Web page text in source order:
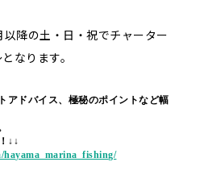
以降の土・日・祝でチャーター
なります。
アドバイス、極秘のポイントなど幅
↓↓